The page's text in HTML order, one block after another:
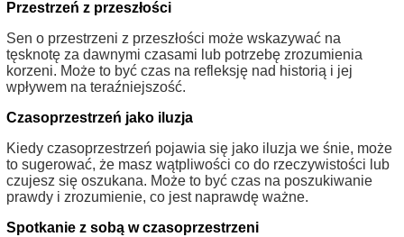
Przestrzeń z przeszłości
Sen o przestrzeni z przeszłości może wskazywać na
tęsknotę za dawnymi czasami lub potrzebę zrozumienia
korzeni. Może to być czas na refleksję nad historią i jej
wpływem na teraźniejszość.
Czasoprzestrzeń jako iluzja
Kiedy czasoprzestrzeń pojawia się jako iluzja we śnie, może
to sugerować, że masz wątpliwości co do rzeczywistości lub
czujesz się oszukana. Może to być czas na poszukiwanie
prawdy i zrozumienie, co jest naprawdę ważne.
Spotkanie z sobą w czasoprzestrzeni